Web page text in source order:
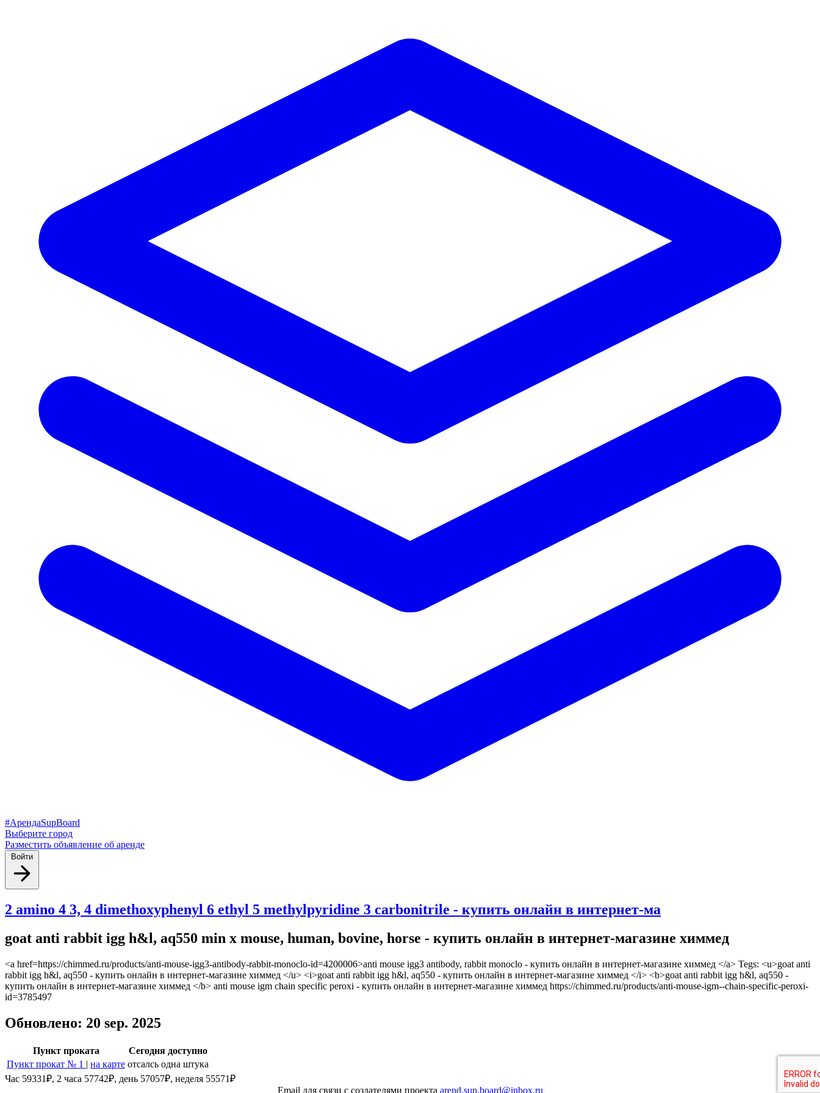
#АрендаSupBoard
Выберите город
Разместить объявление об аренде
Войти
2 amino 4 3, 4 dimethoxyphenyl 6 ethyl 5 methylpyridine 3 carbonitrile - купить онлайн в интернет-ма
goat anti rabbit igg h&l, aq550 min x mouse, human, bovine, horse - купить онлайн в интернет-магазине химмед
<a href=https://chimmed.ru/products/anti-mouse-igg3-antibody-rabbit-monoclo-id=4200006>anti mouse igg3 antibody, rabbit monoclo - купить онлайн в интернет-магазине химмед </a> Tegs: <u>goat anti
rabbit igg h&l, aq550 - купить онлайн в интернет-магазине химмед </u> <i>goat anti rabbit igg h&l, aq550 - купить онлайн в интернет-магазине химмед </i> <b>goat anti rabbit igg h&l, aq550 -
купить онлайн в интернет-магазине химмед </b> anti mouse igm chain specific peroxi - купить онлайн в интернет-магазине химмед https://chimmed.ru/products/anti-mouse-igm--chain-specific-peroxi-
id=3785497
Обновлено: 20 sep. 2025
Пункт проката
Сегодня доступно
Пункт прокат № 1 | на карте отсалсь одна штука
Час 59331₽, 2 часа 57742₽, день 57057₽, неделя 55571₽
Email для связи с создателями проекта arend.sup.board@inbox.ru